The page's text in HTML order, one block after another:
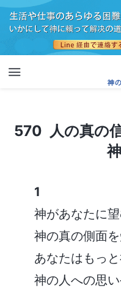
570 人の真の信仰と愛を得
570 人の真の
1
神があなたに
神の真の側面
あなたはもっ
神の人への思